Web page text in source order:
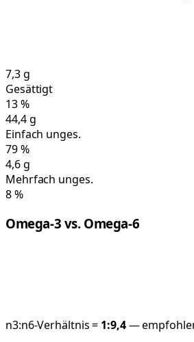
7,3g
Gesättigt
13%
44,4g
Einfach unges.
79%
4,6g
Mehrfach unges.
8%
Omega-3 vs. Omega-6
n3:n6-Verhältnis = 1:9,4—